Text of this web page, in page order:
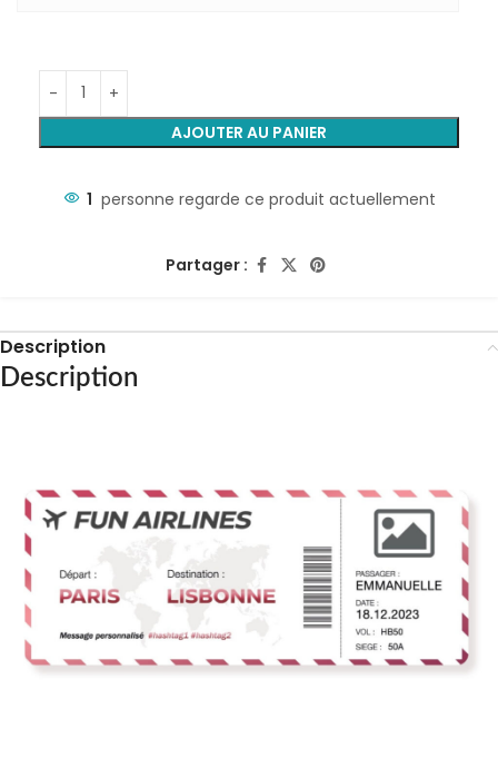
AJOUTER AU PANIER
1 personne regarde ce produit actuellement
Partager :
Description
Description